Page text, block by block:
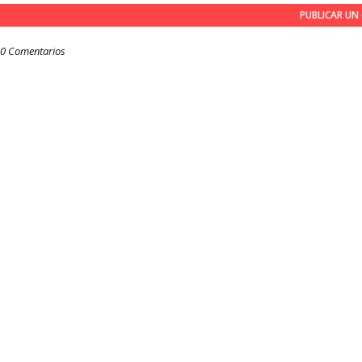
PUBLICAR
0 Comentarios